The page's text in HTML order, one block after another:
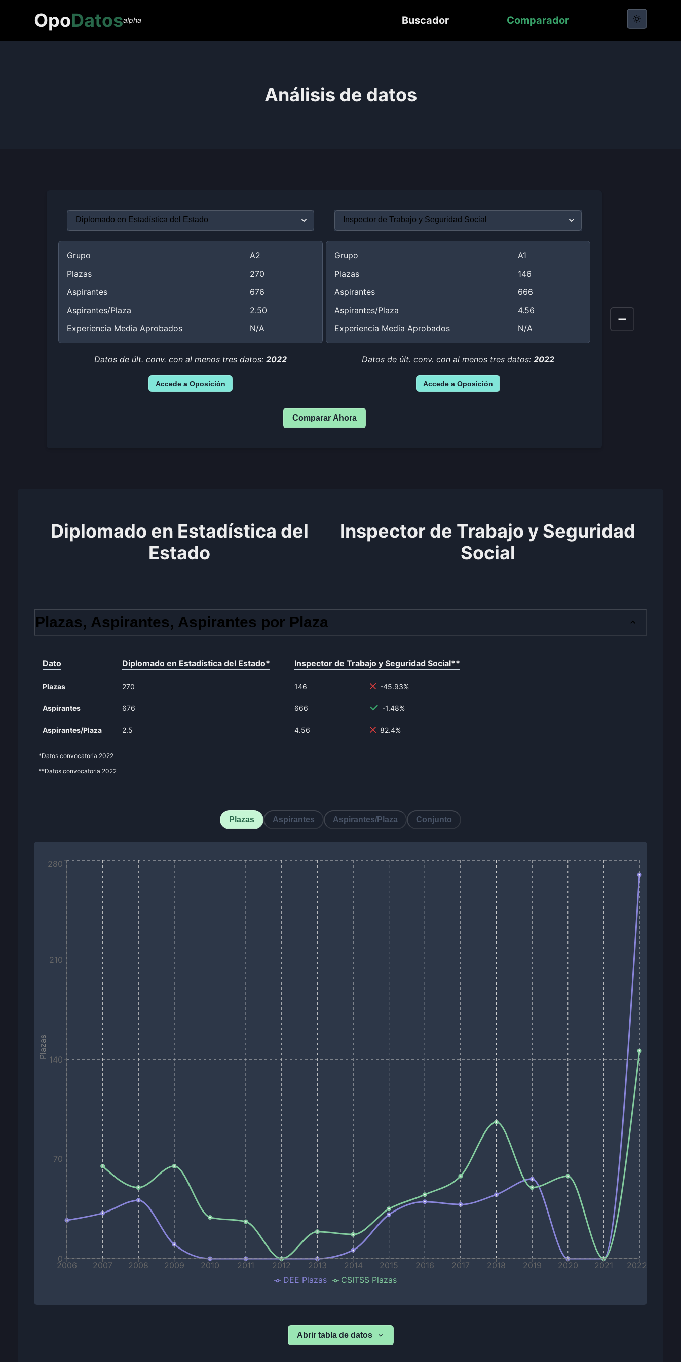
OpoDatosalpha Buscador Comparador
Análisis de datos
Grupo
A2
Plazas
270
Aspirantes
676
Aspirantes/Plaza
2.50
Experiencia Media Aprobados
N/A
Datos de últ. conv. con al menos tres datos: 2022
Accede a Oposición
Grupo
A1
Plazas
146
Aspirantes
666
Aspirantes/Plaza
4.56
Experiencia Media Aprobados
N/A
Datos de últ. conv. con al menos tres datos: 2022
Accede a Oposición
Comparar Ahora
Diplomado en Estadística del
Estado
Inspector de Trabajo y Seguridad
Social
Plazas, Aspirantes, Aspirantes por Plaza
Dato Diplomado en Estadística del Estado*
Plazas 270
Aspirantes 676
Aspirantes/Plaza 2.5
Inspector de Trabajo y Seguridad Social**
146 -45.93%
666 -1.48%
4.56 82.4%
*Datos convocatoria 2022
**Datos convocatoria 2022
Plazas Aspirantes Aspirantes/Plaza Conjunto
2006 2007 2008 2009 2010 2011 2012 2013 2014 2015 2016 2017 2018 2019 2020 2021 2022
0
70
140
210
280
Plazas
DEE Plazas CSITSS Plazas
Abrir tabla de datos